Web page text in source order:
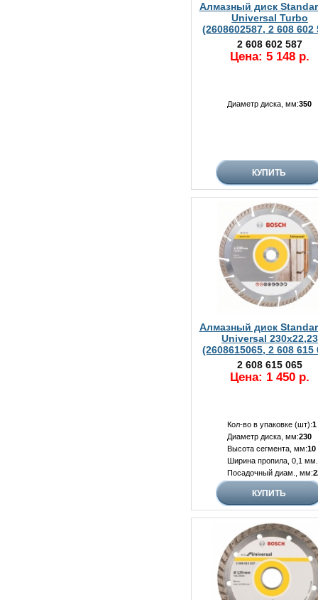
Алмазный диск
Universal Turbo
(2608602587, 2 608 602
2 608 602 587
Цена: 5 148 р.
Диаметр диска, мм:350
Алмазный диск
Universal 230х22,23
(2608615065, 2 608 615
2 608 615 065
Цена: 1 450 р.
Кол-во в упаковке (шт):1
Диаметр диска, мм:230
Высота сегмента, мм:10
Ширина пропила, 0,1
Посадочный диам., мм: